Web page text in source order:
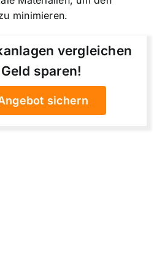
minimieren.
vergleichen
sparen!
sichern